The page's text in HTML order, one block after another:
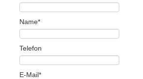
Name*
Telefon
E-Mail*